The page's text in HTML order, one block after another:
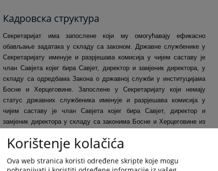
Кадровска структура
Секретаријат има запослене који му омогућавају ефикасно
обављање задатака у складу са законом. Државне службенике у
Секретаријату именује и разрјешава комисија у чијем саставу је
члан Савјета којег бира Савјет, директор и замјеник директора, у
складу са одредбама Закона о државној служби у институцијама
Босне и Херцеговине. Запослене у Секретаријату који немају
статус државних службеника именује и разрјешава комисија у
чијем саставу је члан Савјета којег бира Савјет, директор и
замјеник директора у складу са законима Босне и Херцеговине из
Правилником о унутрашњој организацији и систематизацији радних
мјеста предвиђено је 179 позиција, од којих је тренутно попуњено
105 позиција. Процес запошљавања усклађен је са буџетским
Korištenje kolačića
Ova web stranica koristi određene skripte koje mogu